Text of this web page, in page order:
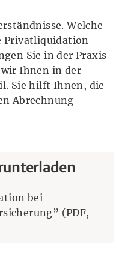
Welche
Privatliquidation
Sie in der Praxis
Ihnen in der
Sie hilft Ihnen, die
Abrechnung
bei
(PDF,